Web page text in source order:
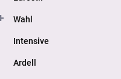
Wahl
Intensive
Ardell